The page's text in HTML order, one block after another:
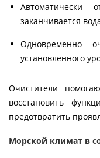
Автоматически
заканчивается
Одновременно
установленного
Очистители
восстановить
предотвратить
Морской климат в